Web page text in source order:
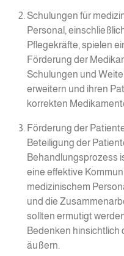
Schulungen für
Personal,
Pflegekräfte, spielen
Förderung der
Schulungen und
erweitern und ihren
korrekten
Förderung der
Beteiligung der
Behandlungsprozess
eine effektive
medizinischem
und die
sollten ermutigt
Bedenken hinsichtlich
äußern.